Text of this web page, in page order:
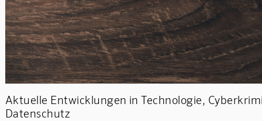
Aktuelle Entwicklungen in Technologie,
Datenschutz